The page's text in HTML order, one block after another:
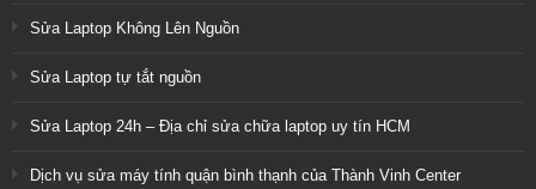
Sửa Laptop Không Lên Nguồn
Sửa Laptop tự tắt nguồn
Sửa Laptop 24h – Địa chỉ sửa chữa laptop uy tín HCM
Dịch vụ sửa máy tính quận bình thạnh của Thành Vinh Center